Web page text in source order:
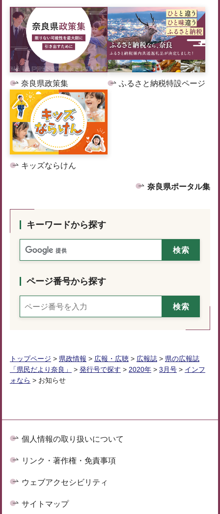
奈良県政策集 ふるさと納税特設ページ
キッズならけん
奈良県ポータル集
キーワードから探す
ページ番号から探す
トップページ > 県政情報 > 広報・広聴 > 広報誌 > 県の広報誌
「県民だより奈良」
> 発行号で探す > 2020年 > 3月号 > インフ
ォなら > お知らせ
個人情報の取り扱いについて
リンク・著作権・免責事項
ウェブアクセシビリティ
サイトマップ